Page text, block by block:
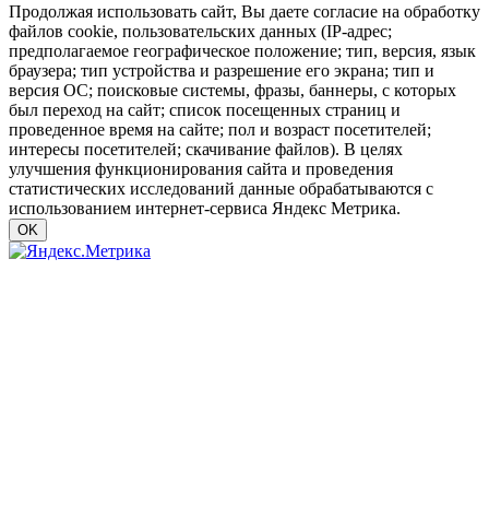
Продолжая использовать сайт, Вы даете согласие на обработку
файлов cookie, пользовательских данных (IP-адрес;
предполагаемое географическое положение; тип, версия, язык
браузера; тип устройства и разрешение его экрана; тип и
версия ОС; поисковые системы, фразы, баннеры, с которых
был переход на сайт; список посещенных страниц и
проведенное время на сайте; пол и возраст посетителей;
интересы посетителей; скачивание файлов). В целях
улучшения функционирования сайта и проведения
статистических исследований данные обрабатываются с
использованием интернет-сервиса Яндекс Метрика.
OK